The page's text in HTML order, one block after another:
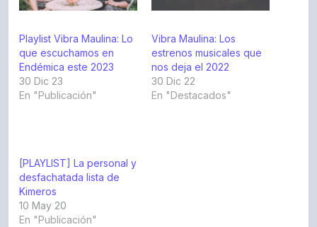
Playlist Vibra Maulina: Lo
que escuchamos en
Endémica este 2023
30 Dic 23
En "Publicación"
Vibra Maulina: Los
estrenos musicales que
nos deja el 2022
30 Dic 22
En "Destacados"
[PLAYLIST] La personal y
desfachatada lista de
Kimeros
10 May 20
En "Publicación"